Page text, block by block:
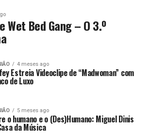
Wet Bed Gang – O 3.º
4 meses ago
Estreia Videoclipe de “Madwoman” com
de Luxo
5 meses ago
o humano e o (Des)Humano: Miguel Dinis
da Música